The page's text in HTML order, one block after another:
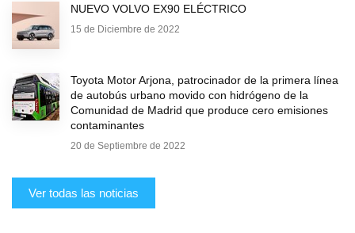
NUEVO VOLVO EX90 ELÉCTRICO
15 de Diciembre de 2022
Toyota Motor Arjona, patrocinador de la primera línea
de autobús urbano movido con hidrógeno de la
Comunidad de Madrid que produce cero emisiones
contaminantes
20 de Septiembre de 2022
Ver todas las noticias